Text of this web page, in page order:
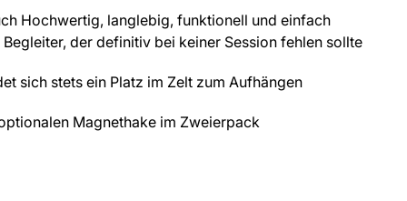
Hochwertig, langlebig, funktionell und einfach
der definitiv bei keiner Session fehlen sollte
sich stets ein Platz im Zelt zum Aufhängen
Magnethake im Zweierpack